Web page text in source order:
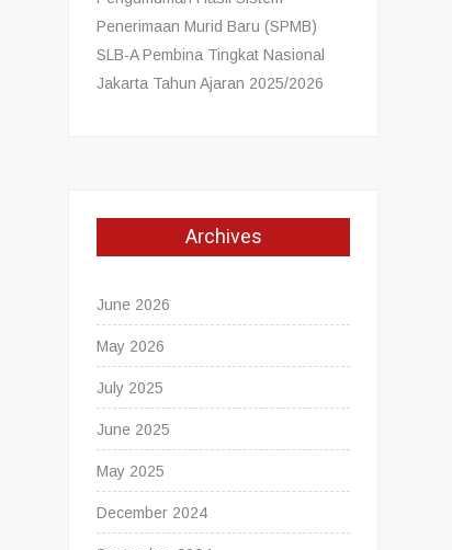
Penerimaan Murid Baru (SPMB)
SLB-A Pembina Tingkat Nasional
Jakarta Tahun Ajaran 2025/2026
Archives
June 2026
May 2026
July 2025
June 2025
May 2025
December 2024